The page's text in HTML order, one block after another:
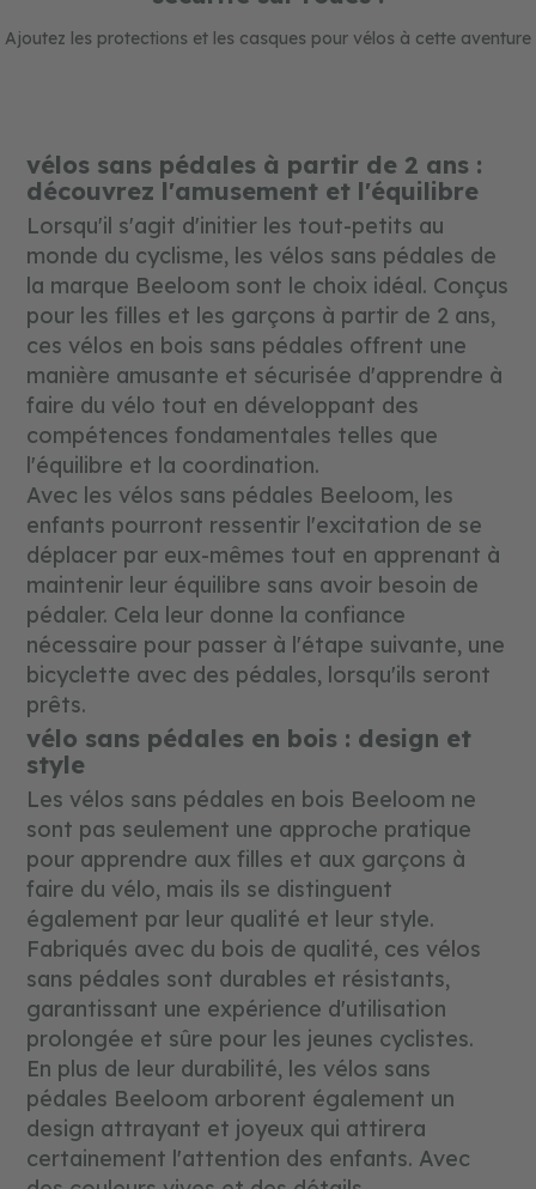
u
Ajoutez les protections et les casques pour vélos à cette aventure
vélos sans pédales à partir de 2 ans :
découvrez l'amusement et l'équilibre
Lorsqu'il s'agit d'initier les tout-petits au
monde du cyclisme, les vélos sans pédales de
la marque Beeloom sont le choix idéal. Conçus
pour les filles et les garçons à partir de 2 ans,
ces vélos en bois sans pédales offrent une
manière amusante et sécurisée d'apprendre à
faire du vélo tout en développant des
compétences fondamentales telles que
l'équilibre et la coordination.
Avec les vélos sans pédales Beeloom, les
enfants pourront ressentir l'excitation de se
déplacer par eux-mêmes tout en apprenant à
maintenir leur équilibre sans avoir besoin de
pédaler. Cela leur donne la confiance
nécessaire pour passer à l'étape suivante, une
bicyclette avec des pédales, lorsqu'ils seront
prêts.
vélo sans pédales en bois : design et
style
Les vélos sans pédales en bois Beeloom ne
sont pas seulement une approche pratique
pour apprendre aux filles et aux garçons à
faire du vélo, mais ils se distinguent
également par leur qualité et leur style.
Fabriqués avec du bois de qualité, ces vélos
sans pédales sont durables et résistants,
garantissant une expérience d'utilisation
prolongée et sûre pour les jeunes cyclistes.
En plus de leur durabilité, les vélos sans
pédales Beeloom arborent également un
design attrayant et joyeux qui attirera
certainement l'attention des enfants. Avec